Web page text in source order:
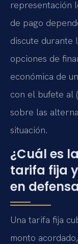
representación
de pago
discute durante
opciones de
económica de
con el bufete al
sobre las
situación.
¿Cuál es
tarifa fija
en
Una tarifa fija
monto